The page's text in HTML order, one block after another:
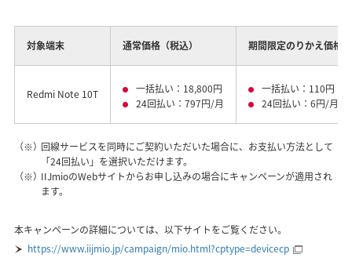
対象端末 通常価格（税込） 期間限定のりかえ価格
Redmi Note 10T
一括払い：18,800円
24回払い：797円/月
一括払い：110円
24回払い：6円/月
（※）回線サービスを同時にご契約いただいた場合に、お支払い方法として
「24回払い」を選択いただけます。
（※）IIJmioのWebサイトからお申し込みの場合にキャンペーンが適用され
ます。
本キャンペーンの詳細については、以下サイトをご覧ください。
https://www.iijmio.jp/campaign/mio.html?cptype=devicecp